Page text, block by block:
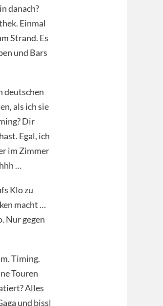
danach?
Einmal
Strand. Es
und Bars
deutschen
als ich sie
Dir
Egal, ich
im Zimmer
…
Klo zu
macht …
Nur gegen
Timing.
Touren
Alles
und bissl